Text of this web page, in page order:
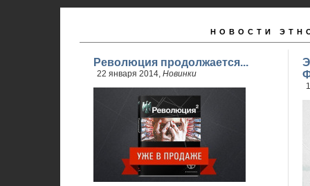
НОВОСТИ
Революция продолжается...
22 января 2014, Новинки